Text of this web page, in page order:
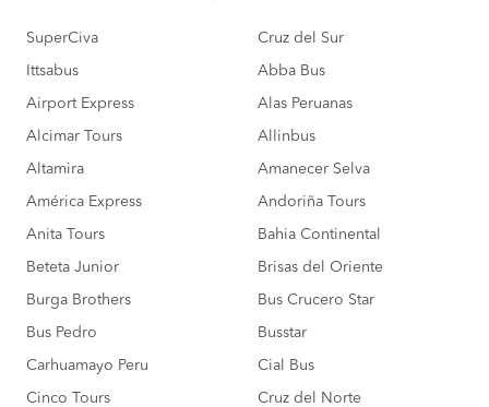
SuperCiva Cruz del Sur
Ittsabus Abba Bus
Airport Express Alas Peruanas
Alcimar Tours Allinbus
Altamira Amanecer Selva
América Express Andoriña Tours
Anita Tours Bahia Continental
Beteta Junior Brisas del Oriente
Burga Brothers Bus Crucero Star
Bus Pedro Busstar
Carhuamayo Peru Cial Bus
Cinco Tours Cruz del Norte